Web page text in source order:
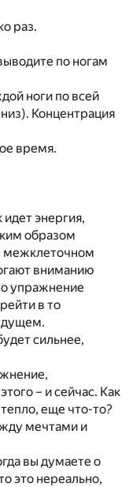
раз.
по ногам
ноги по всей
Концентрация
время.
идет энергия,
образом
межклеточном
вниманию
упражнение
в то
сильнее,
– и сейчас. Как
еще что-то?
мечтами и
вы думаете о
это нереально,